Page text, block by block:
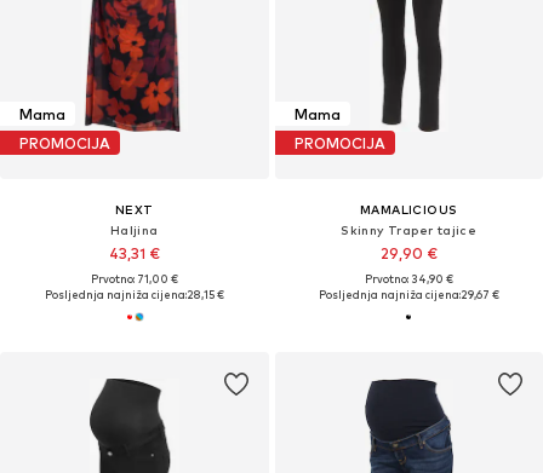
Mama
PROMOCIJA
NEXT
Haljina
43,31 €
Prvotno: 71,00 €
Posljednja najniža cijena:28,15 €
Mama
PROMOCIJA
MAMALICIOUS
Skinny Traper tajice
29,90 €
Prvotno: 34,90 €
Posljednja najniža cijena:29,67 €